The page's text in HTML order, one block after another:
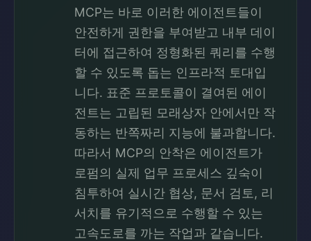
MCP는 바로 이러한 에이전트들이
안전하게 권한을 부여받고 내부 데이
터에 접근하여 정형화된 쿼리를 수행
할 수 있도록 돕는 인프라적 토대입
니다. 표준 프로토콜이 결여된 에이
전트는 고립된 모래상자 안에서만 작
동하는 반쪽짜리 지능에 불과합니다.
따라서 MCP의 안착은 에이전트가
로펌의 실제 업무 프로세스 깊숙이
침투하여 실시간 협상, 문서 검토, 리
서치를 유기적으로 수행할 수 있는
고속도로를 까는 작업과 같습니다.